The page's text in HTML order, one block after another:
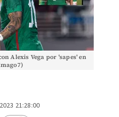
Alexis Vega por 'sapes' en
21:28:00